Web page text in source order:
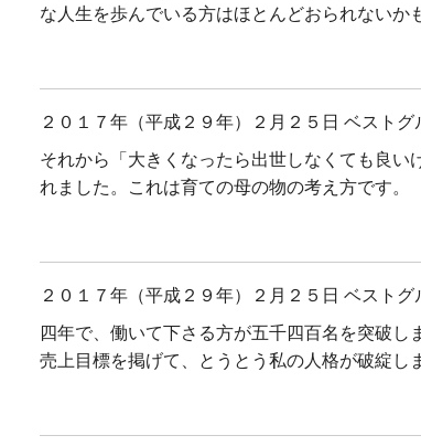
な人生を歩んでいる方はほとんどおられないか
２０１７年（平成２９年）２月２５日 ベスト
それから「大きくなったら出世しなくても良い
れました。これは育ての母の物の考え方です。
２０１７年（平成２９年）２月２５日 ベスト
四年で、働いて下さる方が五千四百名を突破
売上目標を掲げて、とうとう私の人格が破綻し